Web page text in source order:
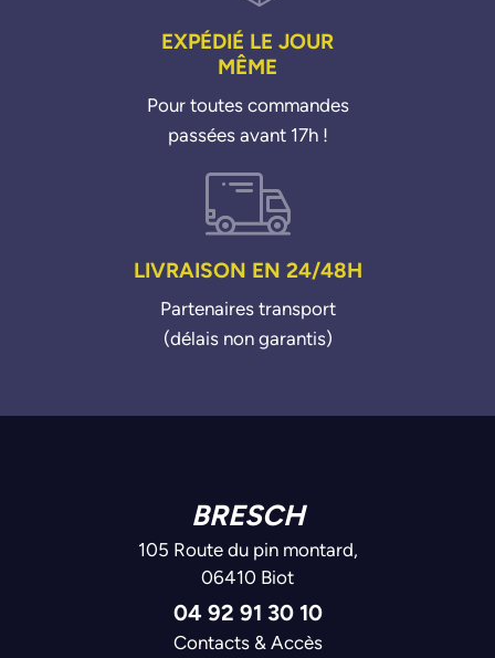
EXPÉDIÉ LE JOUR
MÊME
Pour toutes commandes
passées avant 17h !
LIVRAISON EN 24/48H
Partenaires transport
(délais non garantis)
BRESCH
105 Route du pin montard,
06410 Biot
04 92 91 30 10
Contacts & Accès